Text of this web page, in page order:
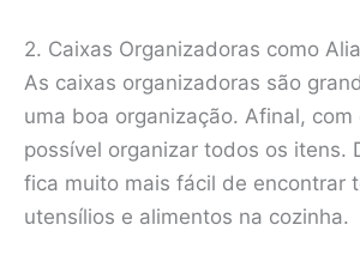
2. Caixas Organizadoras como
As caixas organizadoras são
uma boa organização. Afinal, com
possível organizar todos os itens.
fica muito mais fácil de encontrar
utensílios e alimentos na cozinha.